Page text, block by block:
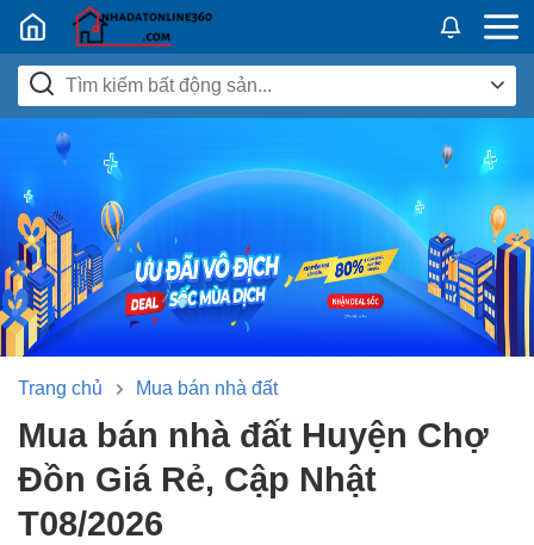
Nhadatban24h.vn
Trang chủ Mua bán nhà đất
Mua bán nhà đất Huyện Chợ
Đồn Giá Rẻ, Cập Nhật
T08/2026